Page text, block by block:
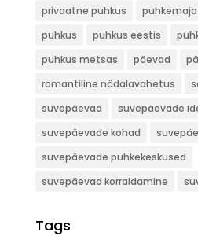
privaatne puhkus
puhkemaja
puhkus
puhkus eestis
puhkus metsas
päevad
romantiline nädalavahetus
suvepäevad
suvepäevade
suvepäevade kohad
suvepäevade puhkekeskused
suvepäevad korraldamine
Tags